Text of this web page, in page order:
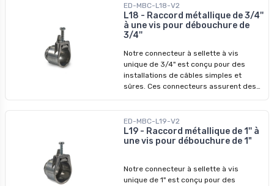
ED-MBC-L18-V2
L18 - Raccord métallique de 3/4''
à une vis pour débouchure de
3/4''
Notre connecteur à sellette à vis
unique de 3/4" est conçu pour des
installations de câbles simples et
sûres. Ces connecteurs assurent des
configuration à vis unique simplifie le
processus d'installation tout en
garantissant un maintien sûr. Ils sont
commerciaux.
ED-MBC-L19-V2
L19 - Raccord métallique de 1'' à
une vis pour débouchure de 1"
Notre connecteur à sellette à vis
unique de 1" est conçu pour des